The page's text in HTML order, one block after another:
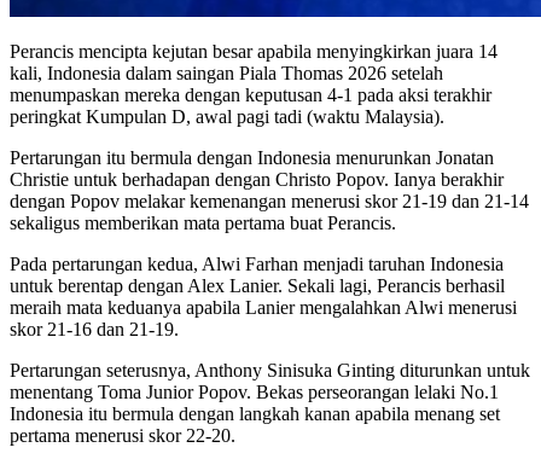
Perancis mencipta kejutan besar apabila menyingkirkan juara 14
kali, Indonesia dalam saingan Piala Thomas 2026 setelah
menumpaskan mereka dengan keputusan 4-1 pada aksi terakhir
peringkat Kumpulan D, awal pagi tadi (waktu Malaysia).
Pertarungan itu bermula dengan Indonesia menurunkan Jonatan
Christie untuk berhadapan dengan Christo Popov. Ianya berakhir
dengan Popov melakar kemenangan menerusi skor 21-19 dan 21-14
sekaligus memberikan mata pertama buat Perancis.
Pada pertarungan kedua, Alwi Farhan menjadi taruhan Indonesia
untuk berentap dengan Alex Lanier. Sekali lagi, Perancis berhasil
meraih mata keduanya apabila Lanier mengalahkan Alwi menerusi
skor 21-16 dan 21-19.
Pertarungan seterusnya, Anthony Sinisuka Ginting diturunkan untuk
menentang Toma Junior Popov. Bekas perseorangan lelaki No.1
Indonesia itu bermula dengan langkah kanan apabila menang set
pertama menerusi skor 22-20.